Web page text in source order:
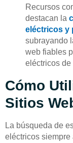
Recursos
destacan la
eléctricos y
subrayando
web fiables
eléctricos de
Cómo
Sitios
La búsqueda de
eléctricos